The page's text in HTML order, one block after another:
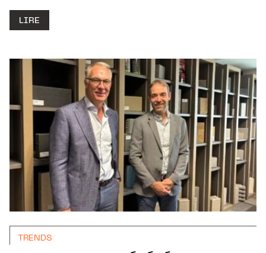
LIRE
TRENDS